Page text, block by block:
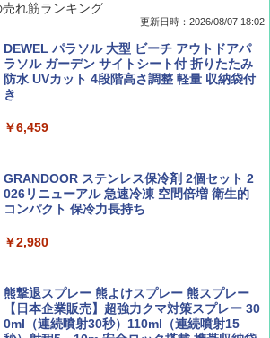
ディズニーファン ２０２６年 ９月号 [雑
誌] (ＤＩＳＮＥＹ ＦＡＮ)
￥713
SOTO ミニマル"旅"財布 ランダム2種】
￥1,500
￥1,540
僕が見た未来【完全版】
￥0
力的な町 2026～2027 地球の歩き方D アジア
￥2,079
球の歩き方A ヨーロッパ
￥2,479
[キャンパーズコレクション 山善] ポップアッ
プテント 傘みたいに広げて畳める パッとサ
ッとサンシェード キューブ フルクローズ メ
ッシュ 簡単設置 ワンタッチテント キャンプ
PYKES PEAK (パイクスピーク) 着替えテン
ト プライバシー テント 【中が透けない】 1
ーチ ピクニック ポップアップテント 携帯 簡
￥4,980
れ筋ランキング
更新日時：2026/08/07 18:02
DEWEL パラソル 大型 ビーチ アウトドアパ
ラソル ガーデン サイトシート付 折りたたみ
防水 UVカット 4段階高さ調整 軽量 収納袋付
き
￥6,459
GRANDOOR ステンレス保冷剤 2個セット 2
026リニューアル 急速冷凍 空間倍増 衛生的
コンパクト 保冷力長持ち
￥2,980
熊撃退スプレー 熊よけスプレー 熊スプレー
【日本企業販売】超強力クマ対策スプレー 30
0ml（連続噴射30秒）110ml（連続噴射15